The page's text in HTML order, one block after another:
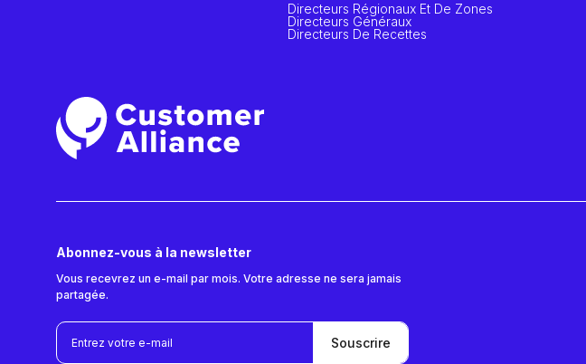
Directeurs Régionaux Et De Zones
Directeurs Généraux
Directeurs De Recettes
Abonnez-vous à la newsletter
Vous recevrez un e-mail par mois. Votre adresse ne sera jamais
partagée.